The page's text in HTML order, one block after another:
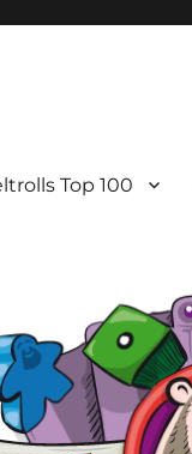
Top 100